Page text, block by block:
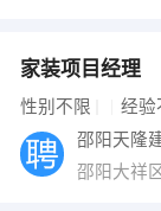
家装项目经理
性别不限 经验
邵阳大祥